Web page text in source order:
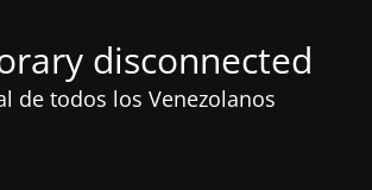
disconnected
de todos los Venezolanos